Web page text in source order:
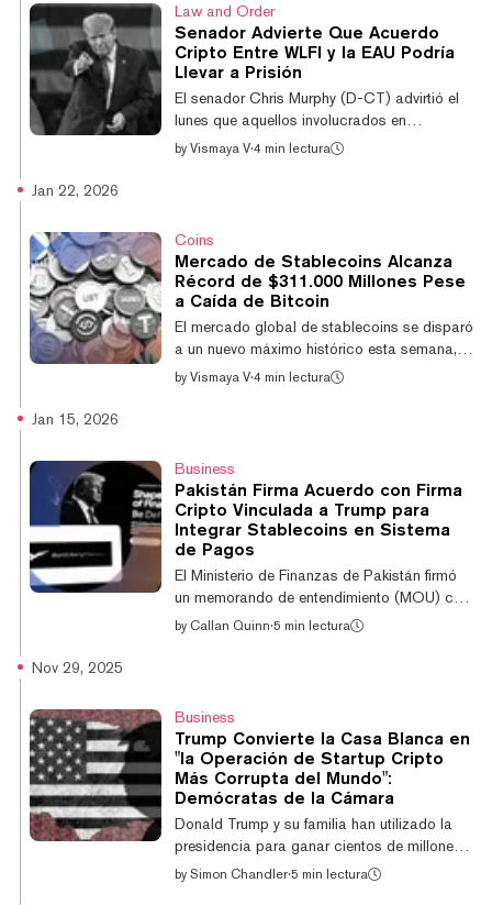
influyó en la política estadounidense sobre
exportaciones de chips avanzados de IA a
los EAU. "Esto se trata de confianza pública
y transparencia", tuiteó Khanna el jueves,
mientras anunciaba la investigació...
Law and Order
Senador Advierte Que Acuerdo
Cripto Entre WLFI y la EAU Podría
Llevar a Prisión
El senador Chris Murphy (D-CT) advirtió el
lunes que aquellos involucrados en
presuntos pagos secretos de un inversor de
tecnología de defensa sensible tras un
acuerdo que involucra a la firma de
criptomonedas vinculada a Trump World
Liberty Financial. "Un inversor de los Emiratos
Árabes Unidos le dio secretamente a Trump
by Vismaya V·4 min lectura
Jan 22, 2026
Coins
Mercado de Stablecoins Alcanza
Récord de $311.000 Millones Pese
a Caída de Bitcoin
El mercado global de stablecoins se disparó
a un nuevo máximo histórico esta semana,
superando los $311.000 millones en
capitalización de mercado de stablecoins
alcanzó un máximo de $311.332 millones el
18 de enero, y actualmente se sitúa en
$309.066 millones. USDT de Tether sigue
siendo el emisor dominante con más de
$187.000 millones en...
by Vismaya V·4 min lectura
Jan 15, 2026
Business
Pakistán Firma Acuerdo con Firma
Cripto Vinculada a Trump para
Integrar Stablecoins en Sistema
de Pagos
El Ministerio de Finanzas de Pakistán firmó
un memorando de entendimiento (MOU) con
una afiliada de World Liberty Financial, un
miércoles, incluye explorar el uso de
stablecoins para transacciones
transfronterizas, según una publicación de la
Autoridad Reguladora de Activos Virtuales
del país (Pakistan VARA). El regulador dijo
que el acuerdo r...
by Callan Quinn·5 min lectura
Nov 29, 2025
Business
Trump Convierte la Casa Blanca en
"la Operación de Startup Cripto
Más Corrupta del Mundo":
Demócratas de la Cámara
Donald Trump y su familia han utilizado la
presidencia para ganar cientos de millones
de dólares a través de "esquemas de
by Simon Chandler·5 min lectura